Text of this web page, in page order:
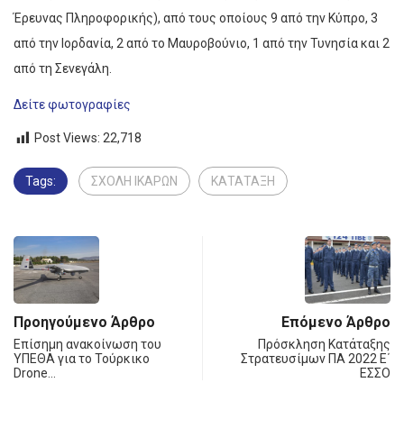
Έρευνας Πληροφορικής), από τους οποίους 9 από την Κύπρο, 3
από την Ιορδανία, 2 από το Μαυροβούνιο, 1 από την Τυνησία και 2
από τη Σενεγάλη.
Δείτε φωτογραφίες
Post Views: 22,718
Tags: ΣΧΟΛΗ ΙΚΑΡΩΝ ΚΑΤΑΤΑΞΗ
Προηγούμενο Άρθρο
Επίσημη ανακοίνωση του
ΥΠΕΘΑ για το Τούρκικο
Drone…
Επόμενο Άρθρο
Πρόσκληση Κατάταξης
Στρατευσίμων ΠΑ 2022 Ε΄
ΕΣΣΟ